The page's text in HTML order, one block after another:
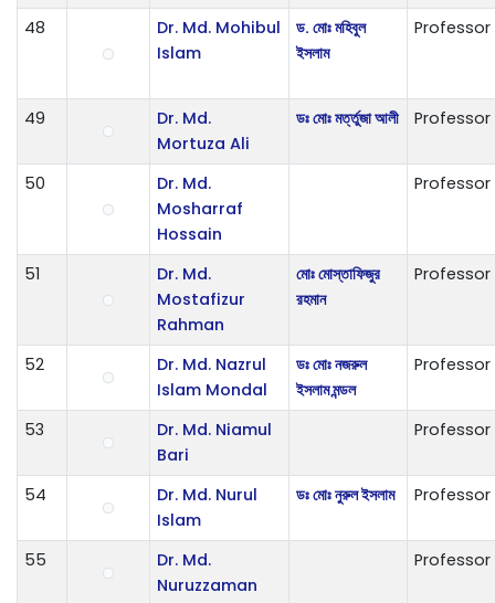
48
Dr. Md. Mohibul
Islam
ড. মোঃ মহিবুল
ইসলাম
Professor
49
Dr. Md.
Mortuza Ali
ডঃ মোঃ মর্ত্তুজা আলী Professor
50
Dr. Md.
Mosharraf
Hossain
Professor
51
Dr. Md.
Mostafizur
Rahman
মোঃ মোস্তাফিজুর
রহমান
Professor
52
Dr. Md. Nazrul
Islam Mondal
ডঃ মোঃ নজরুল
ইসলাম মন্ডল
Professor
53
Dr. Md. Niamul
Bari
Professor
54
Dr. Md. Nurul
Islam
ডঃ মোঃ নুরুল ইসলাম Professor
55
Dr. Md.
Nuruzzaman
Professor